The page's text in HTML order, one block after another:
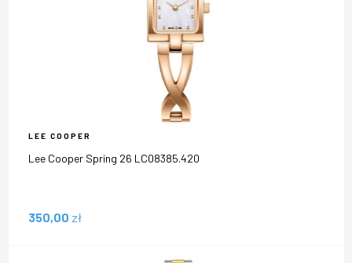
LEE COOPER
Lee Cooper Spring 26 LC08385.420
350,00 zł